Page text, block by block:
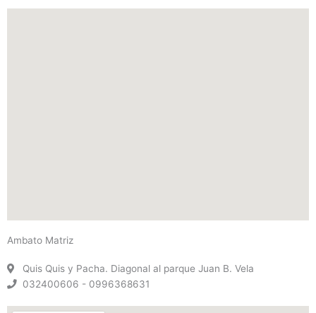
Ambato Matriz
Quis Quis y Pacha. Diagonal al parque Juan B. Vela
032400606 - 0996368631